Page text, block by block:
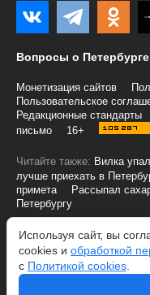
Вопросы о Петербурге
Монетизация сайтов
Пользовательское
Редакционные стандарты
письмо
16+
Читайте также: Вилка
лучше приехать в
примета
Рассыпал
Петербургу
© 2004-2026 Все права и
Учредитель и оператор
ИНН 7813175200, ОГРН
При копировании
Используя сайт, вы
cookies и обработкой
с Политикой cookies